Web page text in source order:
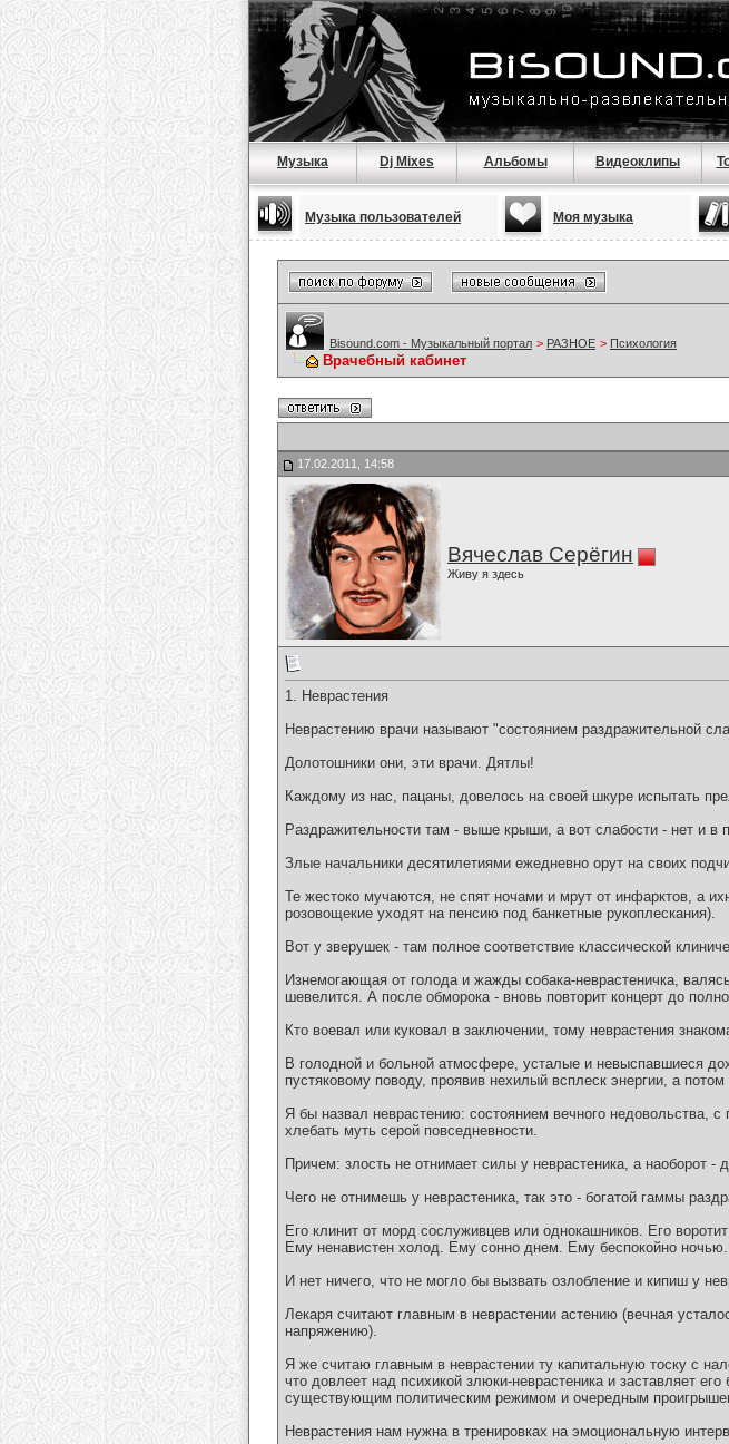
Музыка Dj Mixes Альбомы Видеоклипы
Музыка пользователей Моя музыка
Bisound.com - Музыкальный портал > РАЗНОЕ > Психология
Врачебный кабинет
17.02.2011, 14:58
Вячеслав Серёгин
Живу я здесь
1. Неврастения
Неврастению врачи называют "состоянием раздражительной
Долотошники они, эти врачи. Дятлы!
Каждому из нас, пацаны, довелось на своей шкуре испытать
Раздражительности там - выше крыши, а вот слабости - нет и в
Злые начальники десятилетиями ежедневно орут на своих
Те жестоко мучаются, не спят ночами и мрут от инфарктов, а
розовощекие уходят на пенсию под банкетные рукоплескания).
Вот у зверушек - там полное соответствие классической
Изнемогающая от голода и жажды собака-неврастеничка,
шевелится. А после обморока - вновь повторит концерт до
Кто воевал или куковал в заключении, тому неврастения
В голодной и больной атмосфере, усталые и невыспавшиеся
пустяковому поводу, проявив нехилый всплеск энергии, а
Я бы назвал неврастению: состоянием вечного недовольства,
хлебать муть серой повседневности.
Причем: злость не отнимает силы у неврастеника, а наоборот
Чего не отнимешь у неврастеника, так это - богатой гаммы
Его клинит от морд сослуживцев или однокашников. Его
Ему ненавистен холод. Ему сонно днем. Ему беспокойно ночью.
И нет ничего, что не могло бы вызвать озлобление и кипиш у
Лекаря считают главным в неврастении астению (вечная
напряжению).
Я же считаю главным в неврастении ту капитальную тоску с
что довлеет над психикой злюки-неврастеника и заставляет
существующим политическим режимом и очередным
Неврастения нам нужна в тренировках на эмоциональную